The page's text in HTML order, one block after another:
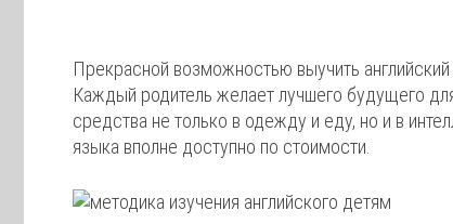
Прекрасной возможностью выучить
Каждый родитель желает лучшего будущего
средства не только в одежду и еду, но и в
языка вполне доступно по стоимости.